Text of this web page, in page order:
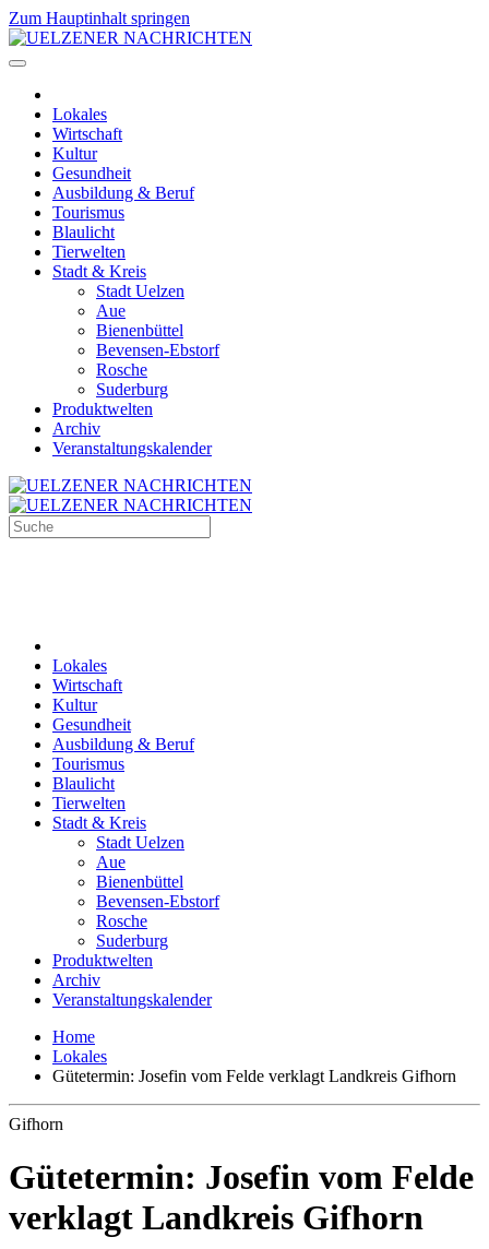
Zum Hauptinhalt springen
Lokales
Wirtschaft
Kultur
Gesundheit
Ausbildung & Beruf
Tourismus
Blaulicht
Tierwelten
Stadt & Kreis
Stadt Uelzen
Aue
Bienenbüttel
Bevensen-Ebstorf
Rosche
Suderburg
Produktwelten
Archiv
Veranstaltungskalender
Lokales
Wirtschaft
Kultur
Gesundheit
Ausbildung & Beruf
Tourismus
Blaulicht
Tierwelten
Stadt & Kreis
Stadt Uelzen
Aue
Bienenbüttel
Bevensen-Ebstorf
Rosche
Suderburg
Produktwelten
Archiv
Veranstaltungskalender
Home
Lokales
Gütetermin: Josefin vom Felde verklagt Landkreis Gifhorn
Gifhorn
Gütetermin: Josefin vom Felde
verklagt Landkreis Gifhorn